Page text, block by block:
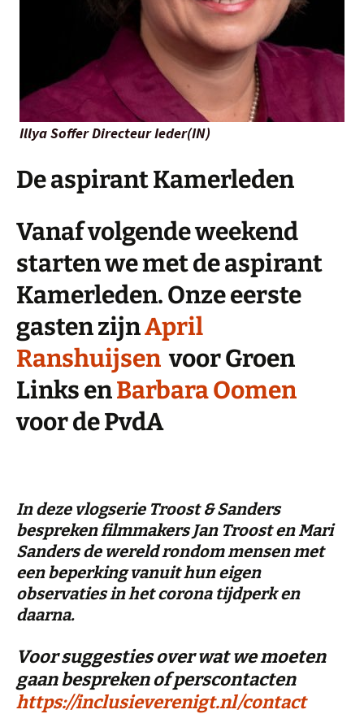
Illya Soffer Directeur Ieder(IN)
De aspirant Kamerleden
Vanaf volgende weekend
starten we met de aspirant
Kamerleden. Onze eerste
gasten zijnApril
Ranshuijsen voor Groen
Links enBarbara Oomen
voor de PvdA
In deze vlogserie Troost & Sanders
bespreken filmmakers Jan Troost en Mari
Sanders de wereld rondom mensen met
een beperking vanuit hun eigen
observaties in het corona tijdperk en
daarna.
Voor suggesties over wat we moeten
gaan bespreken of perscontacten
https://inclusieverenigt.nl/contact